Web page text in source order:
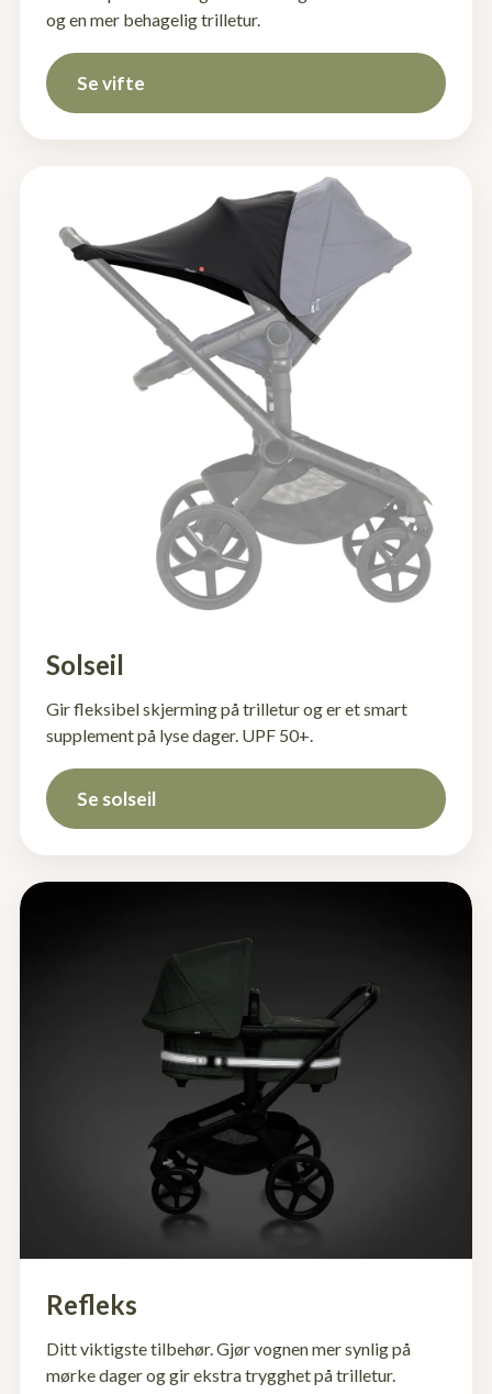
og en mer behagelig trilletur.
Se vifte
Solseil
Gir fleksibel skjerming på trilletur og er et smart
supplement på lyse dager. UPF 50+.
Se solseil
Refleks
Ditt viktigste tilbehør. Gjør vognen mer synlig på
mørke dager og gir ekstra trygghet på trilletur.